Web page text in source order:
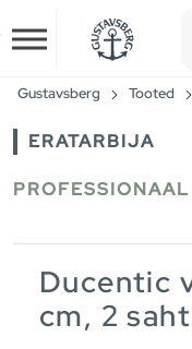
Skip to main content
Gustavsberg Tooted
ERATARBIJA
PROFESSIONAAL
Ducentic
cm, 2